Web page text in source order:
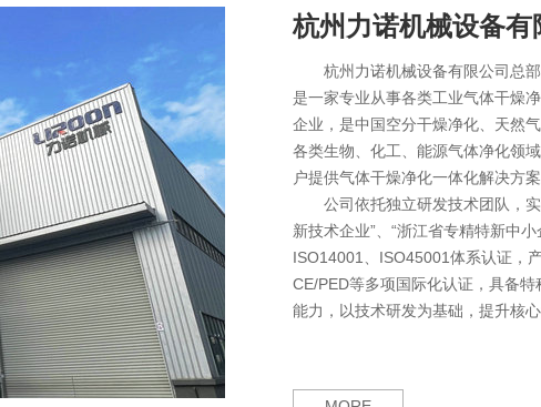
杭州力诺机械设备有
杭州力诺机械设备有限公司总
是一家专业从事各类工业气体干燥
企业，是中国空分干燥净化、天然
各类生物、化工、能源气体净化领
户提供气体干燥净化一体化解决方
公司依托独立研发技术团队，
新技术企业”、“浙江省专精特新中
ISO14001、ISO45001体系认证，
CE/PED等多项国际化认证，具备
能力，以技术研发为基础，提升核心